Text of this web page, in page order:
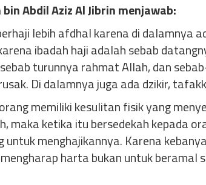
Abdil Aziz Al Jibrin menjawab:
lebih afdhal karena di dalamnya
ibadah haji adalah sebab
turunnya rahmat Allah, dan
Di dalamnya juga ada dzikir,
memiliki kesulitan fisik yang
maka ketika itu bersedekah kepada
untuk menghajikannya. Karena
harta bukan untuk beramal